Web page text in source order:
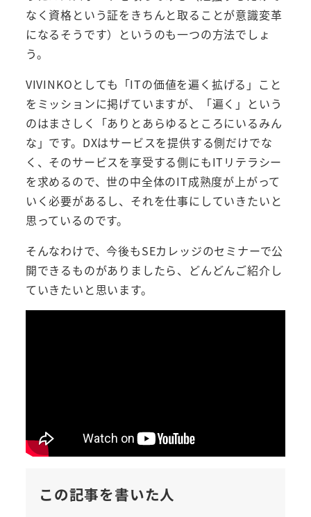
なく資格という証をきちんと取ることが意識変革
になるそうです）というのも一つの方法でしょ
う。
VIVINKOとしても「ITの価値を遍く拡げる」こと
をミッションに掲げていますが、「遍く」という
のはまさしく「ありとあらゆるところにいるみん
な」です。DXはサービスを提供する側だけでな
く、そのサービスを享受する側にもITリテラシー
を求めるので、世の中全体のIT成熟度が上がって
いく必要があるし、それを仕事にしていきたいと
思っているのです。
そんなわけで、今後もSEカレッジのセミナーで公
開できるものがありましたら、どんどんご紹介し
ていきたいと思います。
この記事を書いた人